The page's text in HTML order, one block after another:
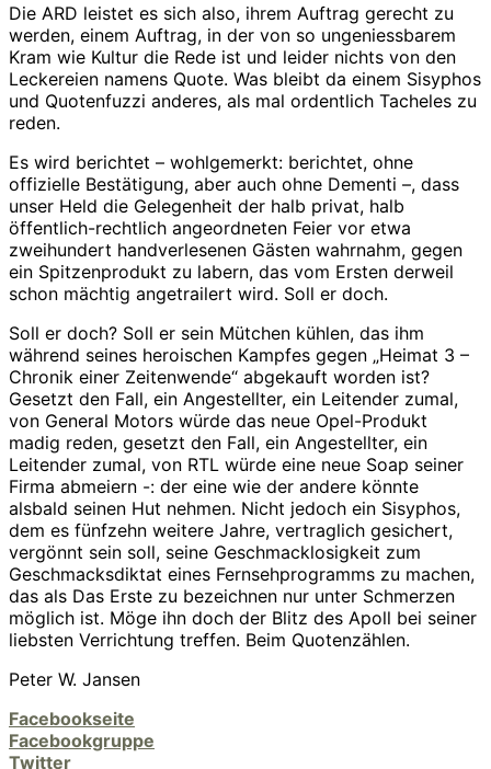
Die ARD leistet es sich also, ihrem Auftrag gerecht zu
werden, einem Auftrag, in der von so ungeniessbarem
Kram wie Kultur die Rede ist und leider nichts von den
Leckereien namens Quote. Was bleibt da einem Sisyphos
und Quotenfuzzi anderes, als mal ordentlich Tacheles zu
reden.
Es wird berichtet – wohlgemerkt: berichtet, ohne
offizielle Bestätigung, aber auch ohne Dementi –, dass
unser Held die Gelegenheit der halb privat, halb
öffentlich-rechtlich angeordneten Feier vor etwa
zweihundert handverlesenen Gästen wahrnahm, gegen
ein Spitzenprodukt zu labern, das vom Ersten derweil
schon mächtig angetrailert wird. Soll er doch.
Soll er doch? Soll er sein Mütchen kühlen, das ihm
während seines heroischen Kampfes gegen „Heimat 3 –
Chronik einer Zeitenwende“ abgekauft worden ist?
Gesetzt den Fall, ein Angestellter, ein Leitender zumal,
von General Motors würde das neue Opel-Produkt
madig reden, gesetzt den Fall, ein Angestellter, ein
Leitender zumal, von RTL würde eine neue Soap seiner
Firma abmeiern -: der eine wie der andere könnte
alsbald seinen Hut nehmen. Nicht jedoch ein Sisyphos,
dem es fünfzehn weitere Jahre, vertraglich gesichert,
vergönnt sein soll, seine Geschmacklosigkeit zum
Geschmacksdiktat eines Fernsehprogramms zu machen,
das als Das Erste zu bezeichnen nur unter Schmerzen
möglich ist. Möge ihn doch der Blitz des Apoll bei seiner
liebsten Verrichtung treffen. Beim Quotenzählen.
Peter W. Jansen
Facebookseite
Facebookgruppe
Twitter